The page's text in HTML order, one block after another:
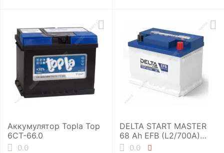
Аккумулятор Topla Top
6СТ-66.0
0.0
DELTA START MASTER
68 Ah EFB (L2/700A)
Аккумуляторная
0.0